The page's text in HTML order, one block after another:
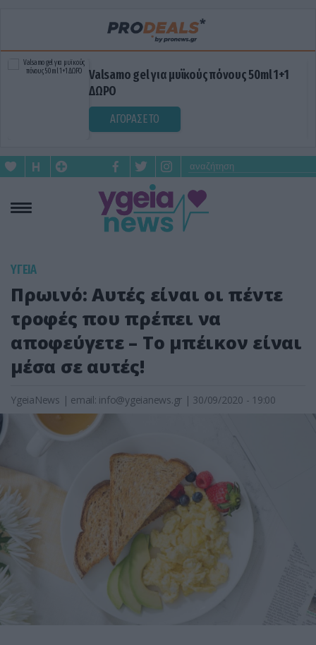
Valsamo gel για μυϊκούς πόνους 50ml 1+1
ΔΩΡΟ
ΑΓΟΡΑΣΕ ΤΟ
ΥΓΕΙΑ
Πρωινό: Αυτές είναι οι πέντε
τροφές που πρέπει να
αποφεύγετε – Το μπέικον είναι
μέσα σε αυτές!
YgeiaNews | email: info@ygeianews.gr | 30/09/2020 - 19:00